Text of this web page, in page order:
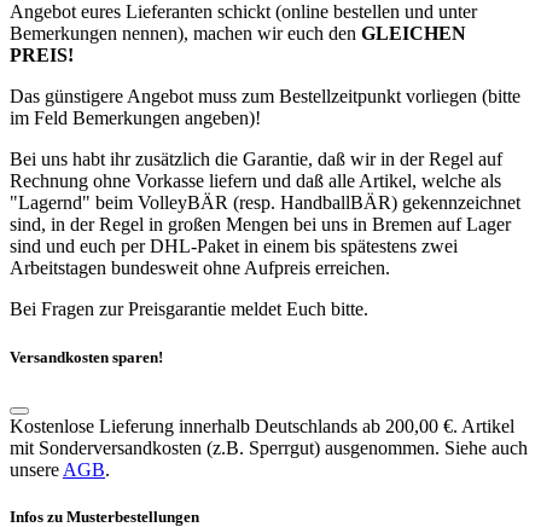
Angebot eures Lieferanten schickt (online bestellen und unter
Bemerkungen nennen), machen wir euch den GLEICHEN
PREIS!
Das günstigere Angebot muss zum Bestellzeitpunkt vorliegen (bitte
im Feld Bemerkungen angeben)!
Bei uns habt ihr zusätzlich die Garantie, daß wir in der Regel auf
Rechnung ohne Vorkasse liefern und daß alle Artikel, welche als
"Lagernd" beim VolleyBÄR (resp. HandballBÄR) gekennzeichnet
sind, in der Regel in großen Mengen bei uns in Bremen auf Lager
sind und euch per DHL-Paket in einem bis spätestens zwei
Arbeitstagen bundesweit ohne Aufpreis erreichen.
Bei Fragen zur Preisgarantie meldet Euch bitte.
Versandkosten sparen!
Kostenlose Lieferung innerhalb Deutschlands ab 200,00 €. Artikel
mit Sonderversandkosten (z.B. Sperrgut) ausgenommen. Siehe auch
unsere AGB.
Infos zu Musterbestellungen